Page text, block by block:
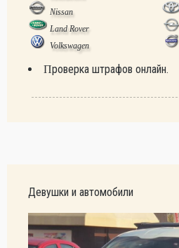
Nissan
Land Rover
Volkswagen
Проверка штрафов онлайн.
Девушки и автомобили